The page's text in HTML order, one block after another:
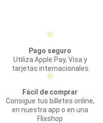
Pago seguro
Utiliza Apple Pay, Visa y
tarjetas internacionales
Fácil de comprar
Consigue tus billetes online,
en nuestra app o en una
Flixshop